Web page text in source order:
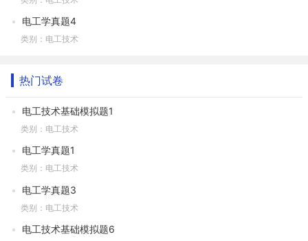
电工学真题4
类别：电工技术
热门试卷
电工技术基础模拟题1
类别：电工技术
电工学真题1
类别：电工技术
电工学真题3
类别：电工技术
电工技术基础模拟题6